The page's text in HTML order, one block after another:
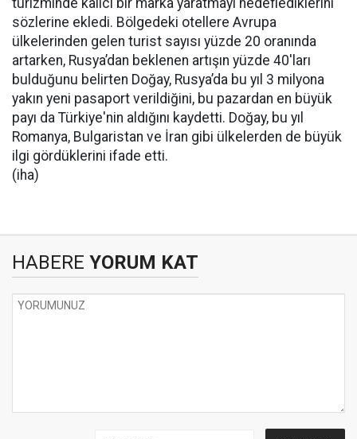
turizminde kalıcı bir marka yaratmayı hedeflediklerini
sözlerine ekledi. Bölgedeki otellere Avrupa
ülkelerinden gelen turist sayısı yüzde 20 oranında
artarken, Rusya’dan beklenen artışın yüzde 40'ları
bulduğunu belirten Doğay, Rusya’da bu yıl 3 milyona
yakın yeni pasaport verildiğini, bu pazardan en büyük
payı da Türkiye'nin aldığını kaydetti. Doğay, bu yıl
Romanya, Bulgaristan ve İran gibi ülkelerden de büyük
ilgi gördüklerini ifade etti.
(iha)
HABERE YORUM KAT